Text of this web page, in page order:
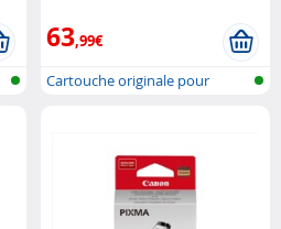
63,99€
Cartouche originale pour